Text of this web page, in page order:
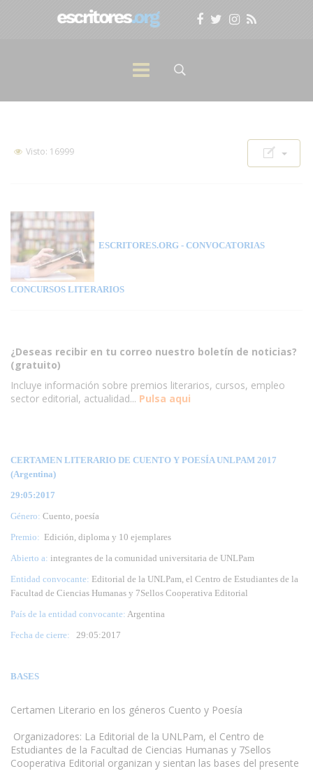
Visto: 16999
ESCRITORES.ORG - CONVOCATORIAS
CONCURSOS LITERARIOS
¿Deseas recibir en tu correo nuestro boletín de noticias?
(gratuito)
Incluye información sobre premios literarios, cursos, empleo
sector editorial, actualidad... Pulsa aqui
CERTAMEN LITERARIO DE CUENTO Y POESÍA UNLPAM 2017
(Argentina)
29:05:2017
Género: Cuento, poesía
Premio: Edición, diploma y 10 ejemplares
Abierto a: integrantes de la comunidad universitaria de UNLPam
Entidad convocante: Editorial de la UNLPam, el Centro de Estudiantes de la
Facultad de Ciencias Humanas y 7Sellos Cooperativa Editorial
País de la entidad convocante: Argentina
Fecha de cierre: 29:05:2017
BASES
Certamen Literario en los géneros Cuento y Poesía
Organizadores: La Editorial de la UNLPam, el Centro de
Estudiantes de la Facultad de Ciencias Humanas y 7Sellos
Cooperativa Editorial organizan y sientan las bases del presente